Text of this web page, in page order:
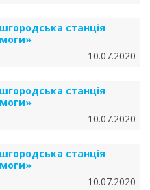
станція
10.07.2020
станція
10.07.2020
станція
10.07.2020